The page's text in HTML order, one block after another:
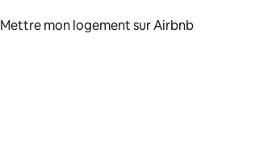
Mettre mon logement sur Airbnb